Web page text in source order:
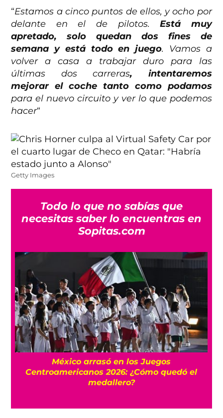
“Estamos a cinco puntos de ellos, y ocho por
delante en el de pilotos.Está muy
apretado, solo quedan dos fines de
semana y está todo en juego. Vamos a
volver a casa a trabajar duro para las
últimas dos carreras, intentaremos
mejorar el coche tanto como podamos
para el nuevo circuito y ver lo que podemos
hacer“
Getty Images
Todo lo que no sabías que
necesitas saber lo encuentras en
Sopitas.com
México arrasó en los Juegos
Centroamericanos 2026: ¿Cómo quedó el
medallero?